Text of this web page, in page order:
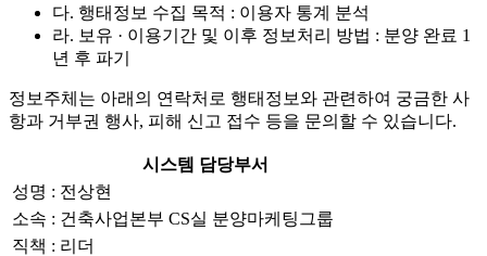
다. 행태정보 수집 목적 : 이용자 통계 분석
라. 보유 · 이용기간 및 이후 정보처리 방법 : 분양 완료 1
년 후 파기
정보주체는 아래의 연락처로 행태정보와 관련하여 궁금한 사
항과 거부권 행사, 피해 신고 접수 등을 문의할 수 있습니다.
시스템 담당부서
성명 : 전상현
소속 : 건축사업본부 CS실 분양마케팅그룹
직책 : 리더